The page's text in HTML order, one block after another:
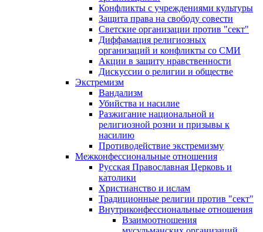
Конфликты с учреждениями культуры
Защита права на свободу совести
Светские организации против "сект"
Диффамация религиозных
организаций и конфликты со СМИ
Акции в защиту нравственности
Дискуссии о религии и обществе
Экстремизм
Вандализм
Убийства и насилие
Разжигание национальной и
религиозной розни и призывы к
насилию
Противодействие экстремизму
Межконфессиональные отношения
Русская Православная Церковь и
католики
Христианство и ислам
Традиционные религии против "сект"
Внутриконфессиональные отношения
Взаимоотношения